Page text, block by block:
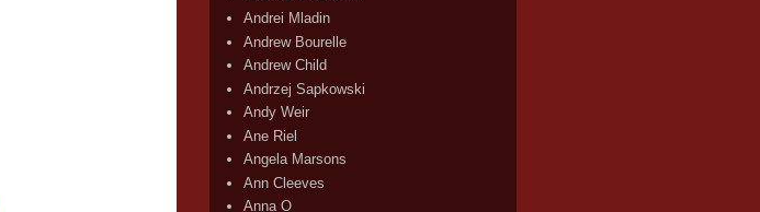
Andrei Mladin
Andrew Bourelle
Andrew Child
Andrzej Sapkowski
Andy Weir
Ane Riel
Angela Marsons
Ann Cleeves
Anna O